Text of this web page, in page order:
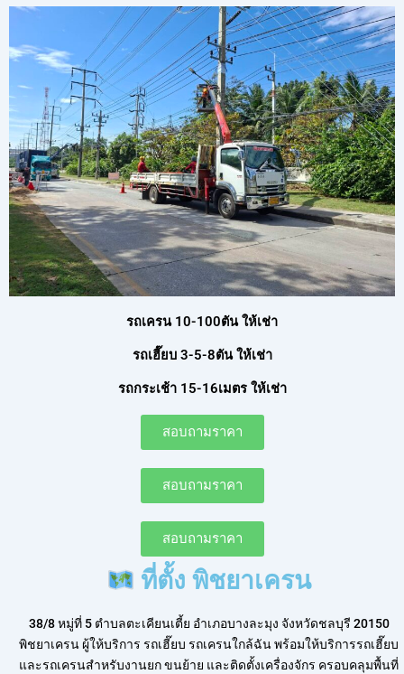
รถเครน 10-100ตัน ให้เช่า
รถเฮี๊ยบ 3-5-8ตัน ให้เช่า
รถกระเช้า 15-16เมตร ให้เช่า
สอบถามราคา
สอบถามราคา
สอบถามราคา
ที่ตั้ง พิชยาเครน
38/8 หมู่ที่ 5 ตำบลตะเคียนเตี้ย อำเภอบางละมุง จังหวัดชลบุรี 20150
พิชยาเครน ผู้ให้บริการ รถเฮี๊ยบ รถเครนใกล้ฉัน พร้อมให้บริการรถเฮี๊ยบ
และรถเครนสำหรับงานยก ขนย้าย และติดตั้งเครื่องจักร ครอบคลุมพื้นที่